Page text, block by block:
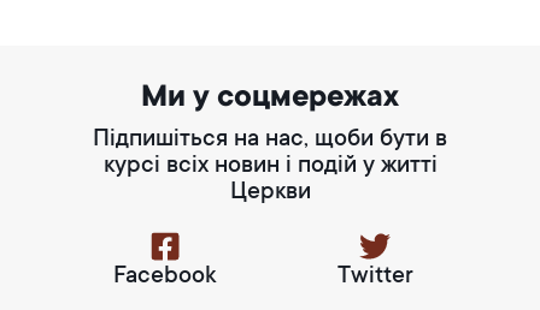
Ми у соцмережах
Підпишіться на нас, щоби бути в
курсі всіх новин і подій у житті
Церкви
Facebook Twitter